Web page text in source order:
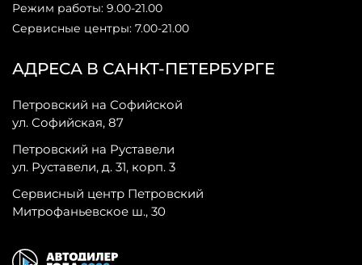
АДРЕСА В САНКТ-ПЕТЕРБУРГЕ
Петровский на Софийской
ул. Софийская, 87
Петровский на Руставели
ул. Руставели, д. 31, корп. 3
Сервисный центр Петровский
Митрофаньевское ш., 30
Режим работы: 9.00-21.00
Сервисные центры: 7.00-21.00